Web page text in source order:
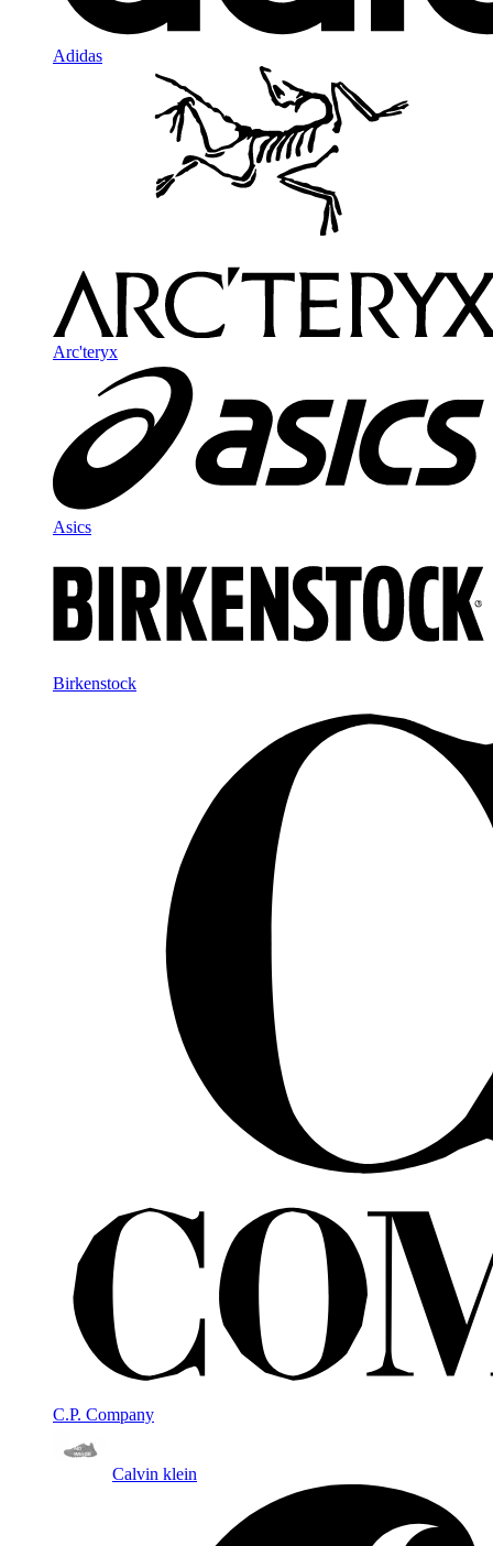
Adidas
Arc'teryx
Asics
Birkenstock
C.P. Company
Calvin klein